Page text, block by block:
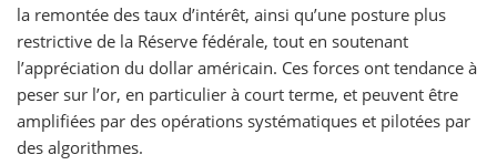
la remontée des taux d’intérêt, ainsi qu’une posture plus
restrictive de la Réserve fédérale, tout en soutenant
l’appréciation du dollar américain. Ces forces ont tendance à
peser sur l’or, en particulier à court terme, et peuvent être
amplifiées par des opérations systématiques et pilotées par
des algorithmes.